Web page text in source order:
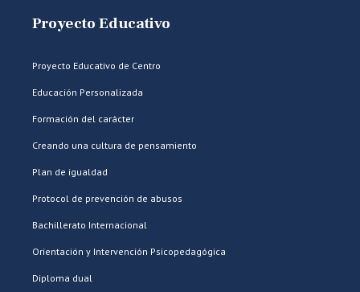
Proyecto Educativo
Proyecto Educativo de Centro
Educación Personalizada
Formación del carácter
Creando una cultura de pensamiento
Plan de igualdad
Protocol de prevención de abusos
Bachillerato Internacional
Orientación y Intervención Psicopedagógica
Diploma dual